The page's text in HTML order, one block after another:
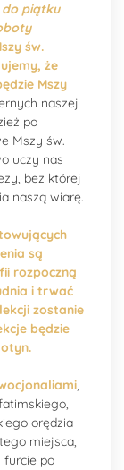
do piątku
św.
że
Mszy
naszej
po
Mszy św.
uczy nas
bez której
naszą wiarę.
są
rozpoczną
i trwać
zostanie
będzie
,
orędzia
miejsca,
furcie po